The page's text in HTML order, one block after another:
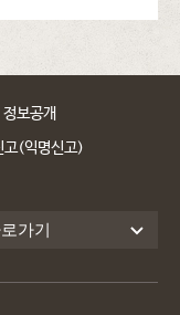
정보공개
고(익명신고)
가기